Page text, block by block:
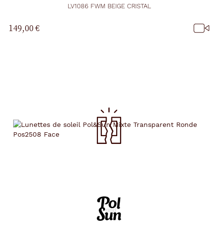
LV1086 FWM BEIGE CRISTAL
149,00 €